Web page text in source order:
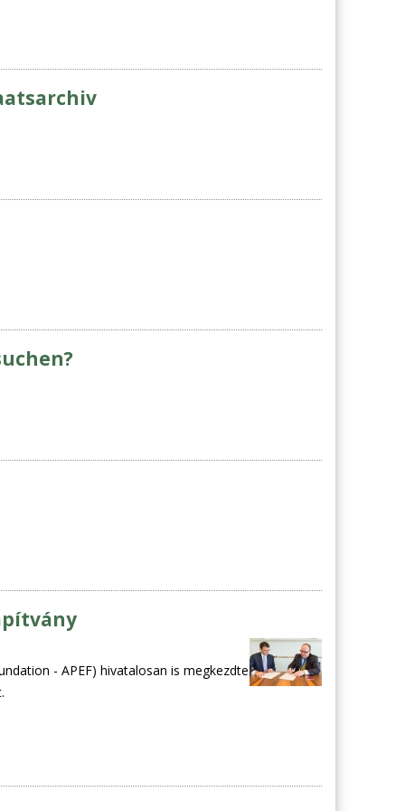
- APEF) hivatalosan is megkezdte